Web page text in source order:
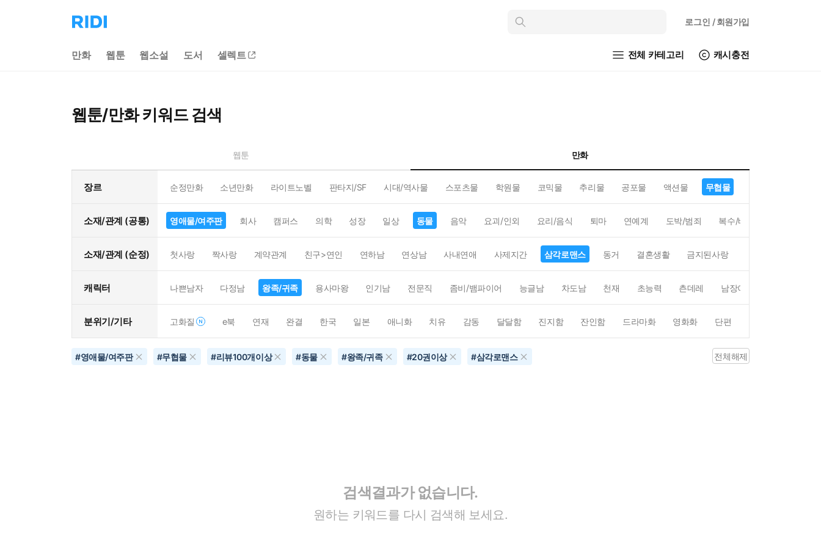
리
디
으
인
로그인 / 회원가입
만화 웹툰 웹소설 도서 셀렉트 전체 카테고리 캐시충전
웹툰/만화 키워드 검색
웹툰 만화
장르 순정만화 소년만화 라이트노벨 판타지/SF 시대/역사물 스포츠물 학원물 코믹물 추리물 공포물 액션물 무협물
소재/관계 (공통) 영애물/여주판 회사 캠퍼스 의학 성장 일상 동물 음악 요괴/인외 요리/음식 퇴마 연예계 도박/범죄 복수/배신
소재/관계 (순정) 첫사랑 짝사랑 계약관계 친구>연인 연하남 연상남 사내연애 사제지간 삼각로맨스 동거 결혼생활 금지된사랑
캐릭터 나쁜남자 다정남 왕족/귀족 용사마왕 인기남 전문직 좀비/뱀파이어 능글남 차도남 천재 초능력 츤데레 남장여자
분위기/기타 고화질 e북 연재 완결 한국 일본 애니화 치유 감동 달달함 진지함 잔인함 드라마화 영화화 단편
#영애물/여주판 #무협물 #리뷰100개이상 #동물 #왕족/귀족 #20권이상 #삼각로맨스 전체해제
검색결과가 없습니다.
원하는 키워드를 다시 검색해 보세요.